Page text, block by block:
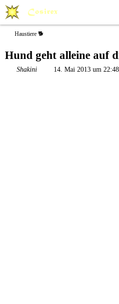
Haustiere 🐕
Hund geht alleine auf
Shakini 14. Mai 2013 um 22:48